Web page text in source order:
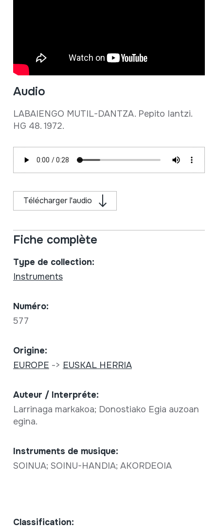
Audio
LABAIENGO MUTIL-DANTZA. Pepito Iantzi.
HG 48. 1972.
Télécharger l'audio
Fiche complète
Type de collection:
Instruments
Numéro:
577
Origine:
EUROPE -> EUSKAL HERRIA
Auteur / Interpréte:
Larrinaga markakoa; Donostiako Egia auzoan
egina.
Instruments de musique:
SOINUA; SOINU-HANDIA; AKORDEOIA
Classification: